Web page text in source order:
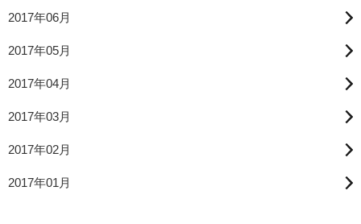
2017年06月
2017年05月
2017年04月
2017年03月
2017年02月
2017年01月